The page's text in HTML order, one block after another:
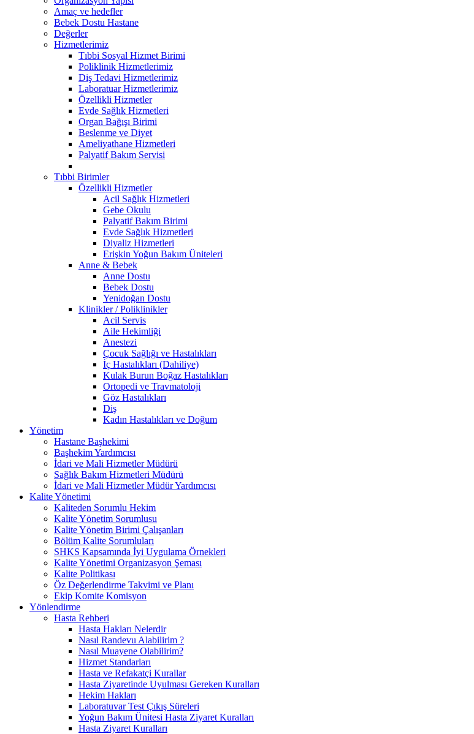
Amaç ve hedefler
Bebek Dostu Hastane
Değerler
Hizmetlerimiz
Tıbbi Sosyal Hizmet Birimi
Poliklinik Hizmetlerimiz
Diş Tedavi Hizmetlerimiz
Laboratuar Hizmetlerimiz
Özellikli Hizmetler
Evde Sağlık Hizmetleri
Organ Bağışı Birimi
Beslenme ve Diyet
Ameliyathane Hizmetleri
Palyatif Bakım Servisi
Tıbbi Birimler
Özellikli Hizmetler
Acil Sağlık Hizmetleri
Gebe Okulu
Palyatif Bakım Birimi
Evde Sağlık Hizmetleri
Diyaliz Hizmetleri
Erişkin Yoğun Bakım Üniteleri
Anne & Bebek
Anne Dostu
Bebek Dostu
Yenidoğan Dostu
Klinikler / Poliklinikler
Acil Servis
Aile Hekimliği
Anestezi
Çocuk Sağlığı ve Hastalıkları
İç Hastalıkları (Dahiliye)
Kulak Burun Boğaz Hastalıkları
Ortopedi ve Travmatoloji
Göz Hastalıkları
Diş
Kadın Hastalıkları ve Doğum
Yönetim
Hastane Başhekimi
Başhekim Yardımcısı
İdari ve Mali Hizmetler Müdürü
Sağlık Bakım Hizmetleri Müdürü
İdari ve Mali Hizmetler Müdür Yardımcısı
Kalite Yönetimi
Kaliteden Sorumlu Hekim
Kalite Yönetim Sorumlusu
Kalite Yönetim Birimi Çalışanları
Bölüm Kalite Sorumluları
SHKS Kapsamında İyi Uygulama Örnekleri
Kalite Yönetimi Organizasyon Şeması
Kalite Politikası
Öz Değerlendirme Takvimi ve Planı
Ekip Komite Komisyon
Yönlendirme
Hasta Rehberi
Hasta Hakları Nelerdir
Nasıl Randevu Alabilirim ?
Nasıl Muayene Olabilirim?
Hizmet Standarları
Hasta ve Refakatçi Kurallar
Hasta Ziyaretinde Uyulması Gereken Kuralları
Hekim Hakları
Laboratuvar Test Çıkış Süreleri
Yoğun Bakım Ünitesi Hasta Ziyaret Kuralları
Hasta Ziyaret Kuralları